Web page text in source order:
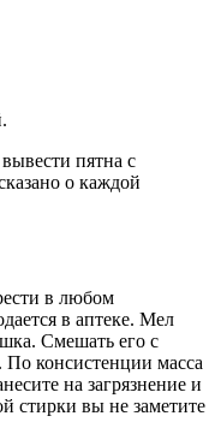
пятна с
о каждой
в любом
в аптеке. Мел
Смешать его с
консистенции масса
на загрязнение и
стирки вы не заметите